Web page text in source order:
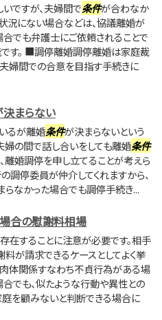
ですが、夫婦間で条件が合わなか
況にない場合などは、協議離婚が
合でも弁護士にご依頼されることで
す。 ■調停離婚調停離婚は家庭裁
婦間での合意を目指す手続きに
まらない
るが離婚条件が決まらないという
婦の間で話し合いをしても離婚条件
離婚調停を申し立てることが考えら
調停委員が仲介してくれますから、
らなかった場合でも調停手続き...
合の慰謝料相場
在することに注意が必要です。相手
が請求できるケースとしてよく挙
体関係すなわち不貞行為がある場
でも、似たような行動や異性との
を顧みないと判断できる場合に